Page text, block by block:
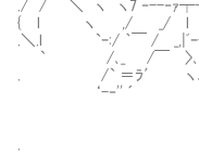
./ / ＼ ヽ ヽ7 ‐--‐ｧ
{ l ヽ ,/ _/ l ｌ
.＼.l `ｰ:/ ｀￣ / _,|ﾞｰ
` /､_ /￣ 〉､_
. /` ＝ﾗ′ ヽ､_
‘-‐'' ´